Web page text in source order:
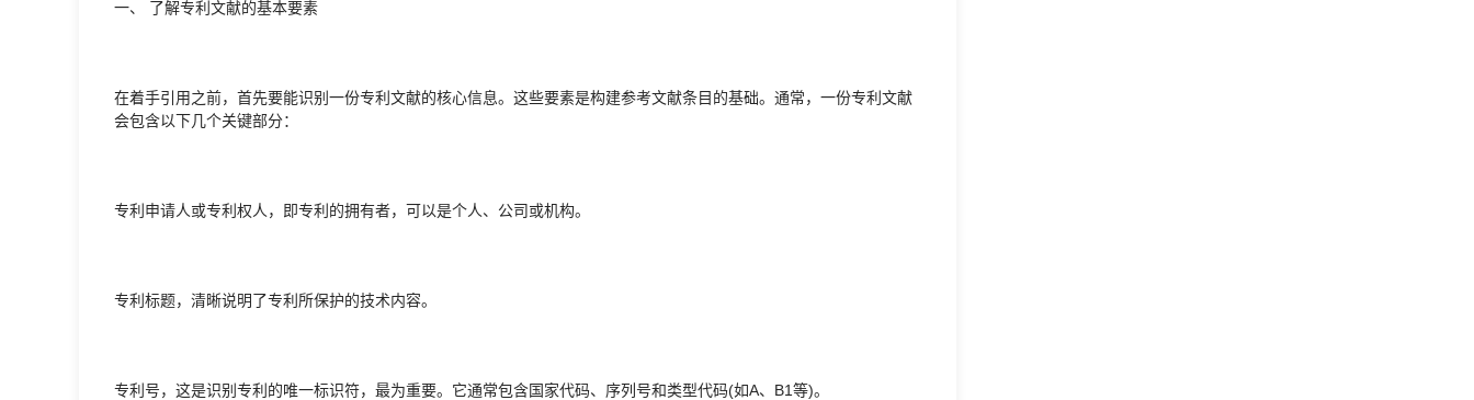
一、 了解专利文献的基本要素
在着手引用之前，首先要能识别一份专利文献的核心信息。这些要素是构建参考文献条目的基础。通常，一份专利文献
会包含以下几个关键部分：
专利申请人或专利权人，即专利的拥有者，可以是个人、公司或机构。
专利标题，清晰说明了专利所保护的技术内容。
专利号，这是识别专利的唯一标识符，最为重要。它通常包含国家代码、序列号和类型代码(如A、B1等)。